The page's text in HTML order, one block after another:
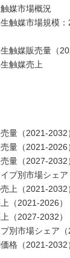
媒市場概況
触媒市場規模
触媒販売量（
触媒売上
量（2021-2032
量（2021-2026
量（2027-2032
プ別市場シェア
上（2021-2032
（2021-2026）
（2027-2032）
別市場シェア（
格（2021-2032